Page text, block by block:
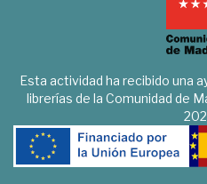
Esta actividad ha recibido una
librerías de la Comunidad de